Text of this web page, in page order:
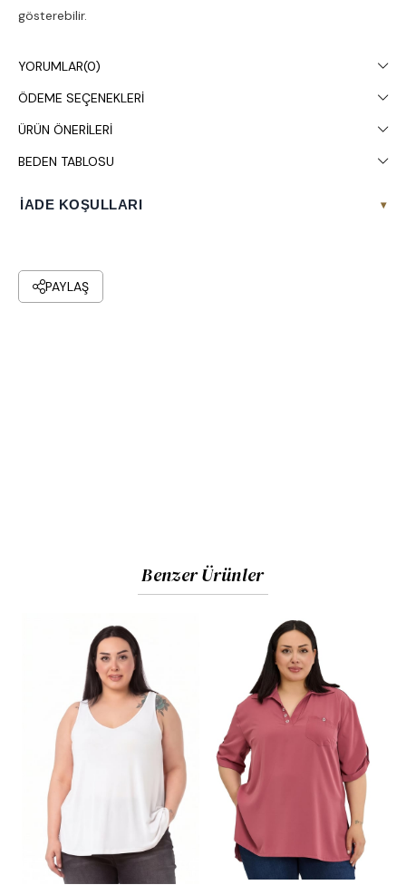
gösterebilir.
YORUMLAR(0)
ÖDEME SEÇENEKLERI
ÜRÜN ÖNERILERI
BEDEN TABLOSU
İADE KOŞULLARI ▾
PAYLAŞ
Benzer Ürünler